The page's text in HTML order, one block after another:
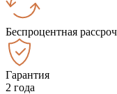
Беспроцентная
Гарантия
2 года